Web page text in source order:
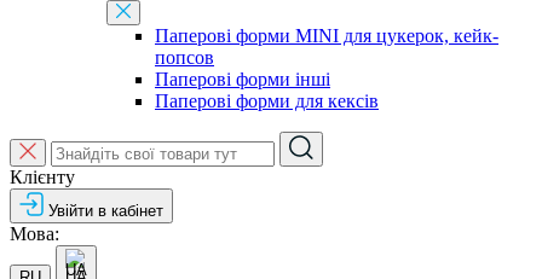
Паперові форми MINI для цукерок, кейк-
попсов
Паперові форми інші
Паперові форми для кексів
Клієнту
Увійти в кабінет
Мова:
UA